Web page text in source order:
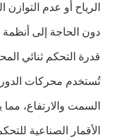
الرياح أو عدم
دون الحاجة إلى
قدرة التحكم ثنائي
تُستخدم محركات
السمت والارتفاع،
الأقمار الصناعية